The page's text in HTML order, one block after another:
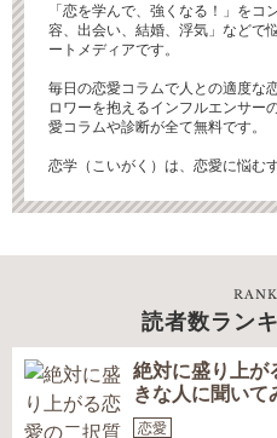
「恋を学んで、強くなる！」を
容、出会い、結婚、浮気」などで
ートメディアです。
毎日の恋愛コラムで人との適度な
ロワーを抱えるインフルエンサー
愛コラムや診断が全て無料です。
恋学（こいがく）は、恋愛に悩む
読者数ラン
絶対に盛り上
きな人に聞いて
恋愛